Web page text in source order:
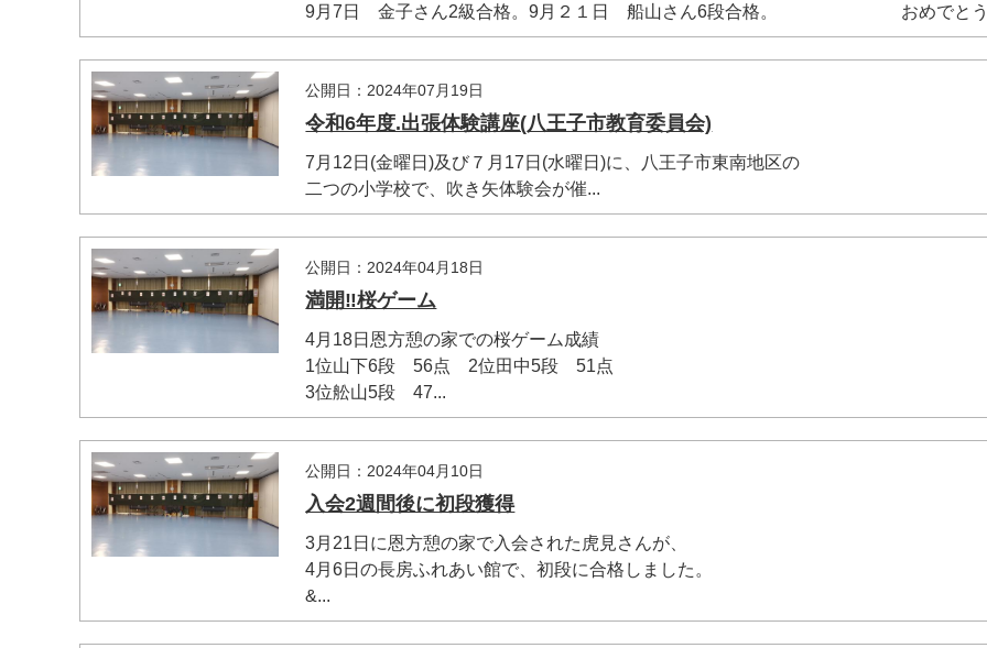
9月7日 金子さん2級合格。9月２１日 船山さん6段合格。 おめでとう
公開日：2024年07月19日
令和6年度.出張体験講座(八王子市教育委員会)
7月12日(金曜日)及び７月17日(水曜日)に、八王子市東南地区の
二つの小学校で、吹き矢体験会が催...
公開日：2024年04月18日
満開‼桜ゲーム
4月18日恩方憩の家での桜ゲーム成績
1位山下6段 56点 2位田中5段 51点
3位舩山5段 47...
公開日：2024年04月10日
入会2週間後に初段獲得
3月21日に恩方憩の家で入会された虎見さんが、
4月6日の長房ふれあい館で、初段に合格しました。
&...